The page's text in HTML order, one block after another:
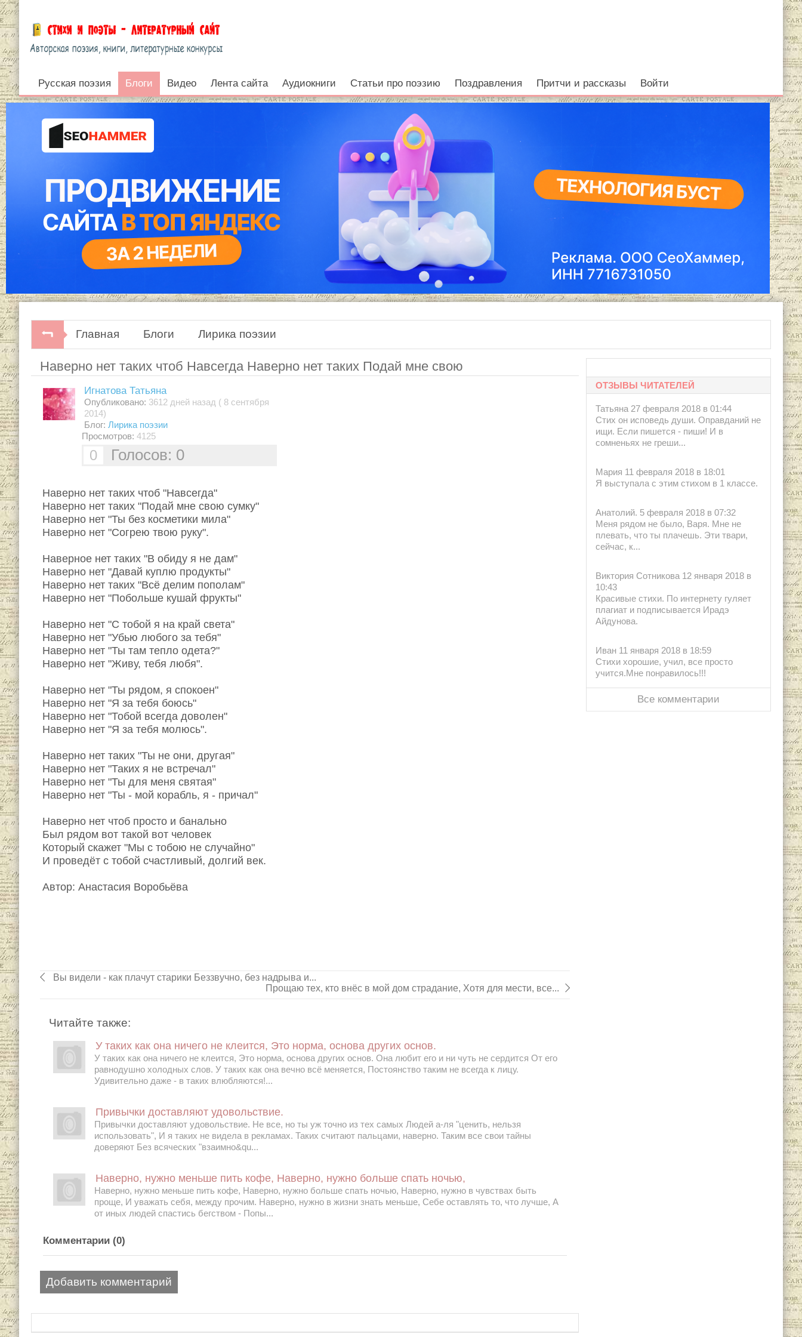
Блоги
Русская поэзия Блоги Видео Лента сайта Аудиокниги Статьи про поэзию Поздравления Притчи и рассказы Войти
Главная Блоги Лирика поэзии
Наверно нет таких чтоб Навсегда Наверно нет таких Подай мне свою
Игнатова Татьяна
Опубликовано: 3612 дней назад ( 8 сентября
2014)
Блог: Лирика поэзии
Просмотров: 4125
0 Голосов: 0
Наверно нет таких чтоб "Навсегда"
Наверно нет таких "Подай мне свою сумку"
Наверно нет "Ты без косметики мила"
Наверно нет "Согрею твою руку".
Наверное нет таких "В обиду я не дам"
Наверно нет "Давай куплю продукты"
Наверно нет таких "Всё делим пополам"
Наверно нет "Побольше кушай фрукты"
Наверно нет "С тобой я на край света"
Наверно нет "Убью любого за тебя"
Наверно нет "Ты там тепло одета?"
Наверно нет "Живу, тебя любя".
Наверно нет "Ты рядом, я спокоен"
Наверно нет "Я за тебя боюсь"
Наверно нет "Тобой всегда доволен"
Наверно нет "Я за тебя молюсь".
Наверно нет таких "Ты не они, другая"
Наверно нет "Таких я не встречал"
Наверно нет "Ты для меня святая"
Наверно нет "Ты - мой корабль, я - причал"
Наверно нет чтоб просто и банально
Был рядом вот такой вот человек
Который скажет "Мы с тобою не случайно"
И проведёт с тобой счастливый, долгий век.
Автор: Анастасия Воробьёва
Вы видели - как плачут старики Беззвучно, без надрыва и...
Прощаю тех, кто внёс в мой дом страдание, Хотя для мести, все...
Читайте также:
У таких как она ничего не клеится, Это норма, основа других основ.
У таких как она ничего не клеится, Это норма, основа других основ. Она любит его и ни чуть не сердится От его
равнодушно холодных слов. У таких как она вечно всё меняется, Постоянство таким не всегда к лицу.
Удивительно даже - в таких влюбляются!...
Привычки доставляют удовольствие.
Привычки доставляют удовольствие. Не все, но ты уж точно из тех самых Людей а-ля "ценить, нельзя
использовать", И я таких не видела в рекламах. Таких считают пальцами, наверно. Таким все свои тайны
доверяют Без всяческих "взаимно&qu...
Наверно, нужно меньше пить кофе, Наверно, нужно больше спать ночью,
Наверно, нужно меньше пить кофе, Наверно, нужно больше спать ночью, Наверно, нужно в чувствах быть
проще, И уважать себя, между прочим. Наверно, нужно в жизни знать меньше, Себе оставлять то, что лучше, А
от иных людей спастись бегством - Попы...
Комментарии (0)
Добавить комментарий
ОТЗЫВЫ ЧИТАТЕЛЕЙ
Татьяна 27 февраля 2018 в 01:44
Стих он исповедь души. Оправданий не
ищи. Если пишется - пиши! И в
сомненьях не греши...
Мария 11 февраля 2018 в 18:01
Я выступала с этим стихом в 1 классе.
Анатолий. 5 февраля 2018 в 07:32
Меня рядом не было, Варя. Мне не
плевать, что ты плачешь. Эти твари,
сейчас, к...
Виктория Сотникова 12 января 2018 в
10:43
Красивые стихи. По интернету гуляет
плагиат и подписывается Ирадэ
Айдунова.
Иван 11 января 2018 в 18:59
Стихи хорошие, учил, все просто
учится.Мне понравилось!!!
Все комментарии